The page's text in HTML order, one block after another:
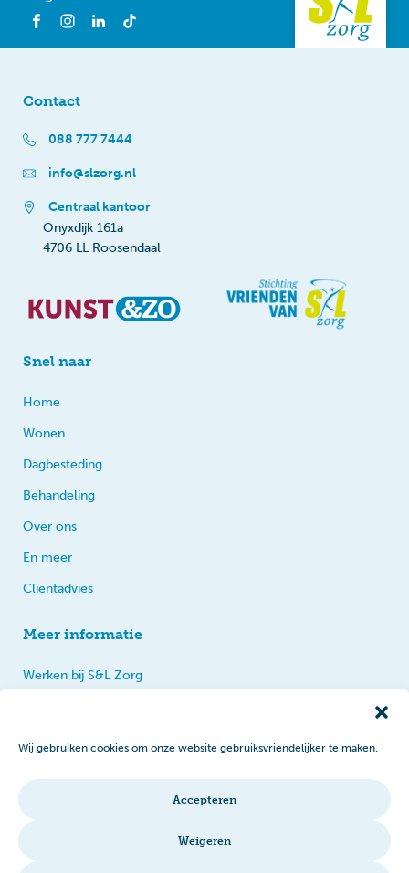
Wij gebruiken cookies om onze website gebruiksvriendelijker te maken.
Accepteren
Weigeren
Contact
088 777 7444
info@slzorg.nl
Centraal kantoor
Onyxdijk 161a
4706 LL Roosendaal
Snel naar
Home
Wonen
Dagbesteding
Behandeling
Over ons
En meer
Cliëntadvies
Meer informatie
Werken bij S&L Zorg
Intranet